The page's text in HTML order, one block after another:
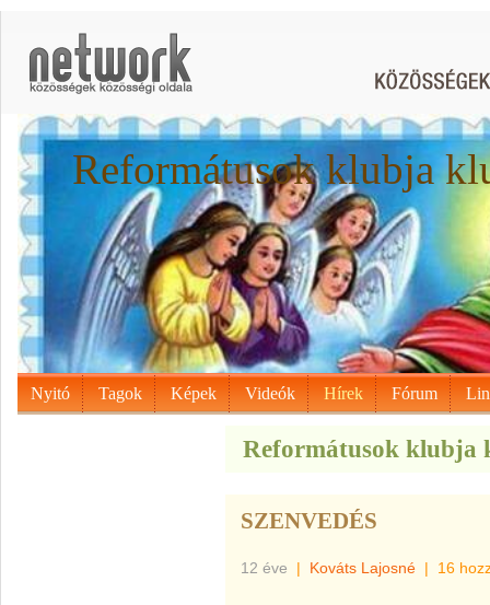
Reformátusok klubja
Nyitó Tagok Képek Videók Hírek Fórum
Reformátusok klubja
SZENVEDÉS
12 éve | Kováts Lajosné | 16